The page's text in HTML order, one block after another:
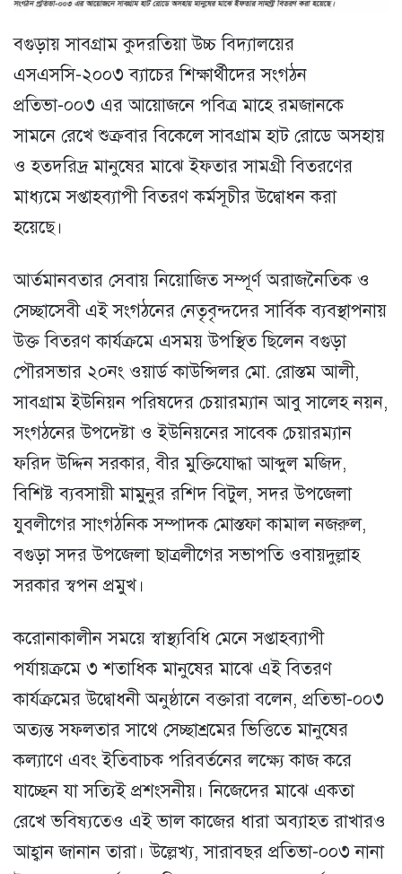
বগুড়ায় সাবগ্রাম কুদরতিয়া উচ্চ বিদ্যালয়ের
এসএসসি-২০০৩ ব্যাচের শিক্ষার্থীদের সংগঠন
প্রতিভা-০০৩ এর আয়োজনে পবিত্র মাহে রমজানকে
সামনে রেখে শুক্রবার বিকেলে সাবগ্রাম হাট রোডে অসহায়
ও হতদরিদ্র মানুষের মাঝে ইফতার সামগ্রী বিতরণের
মাধ্যমে সপ্তাহব্যাপী বিতরণ কর্মসূচীর উদ্বোধন করা
হয়েছে।
আর্তমানবতার সেবায় নিয়োজিত সম্পূর্ণ অরাজনৈতিক ও
সেচ্ছাসেবী এই সংগঠনের নেতৃবৃন্দদের সার্বিক ব্যবস্থাপনায়
উক্ত বিতরণ কার্যক্রমে এসময় উপস্থিত ছিলেন বগুড়া
পৌরসভার ২০নং ওয়ার্ড কাউন্সিলর মো. রোস্তম আলী,
সাবগ্রাম ইউনিয়ন পরিষদের চেয়ারম্যান আবু সালেহ নয়ন,
সংগঠনের উপদেষ্টা ও ইউনিয়নের সাবেক চেয়ারম্যান
ফরিদ উদ্দিন সরকার, বীর মুক্তিযোদ্ধা আব্দুল মজিদ,
বিশিষ্ট ব্যবসায়ী মামুনুর রশিদ বিটুল, সদর উপজেলা
যুবলীগের সাংগঠনিক সম্পাদক মোস্তফা কামাল নজরুল,
বগুড়া সদর উপজেলা ছাত্রলীগের সভাপতি ওবায়দুল্লাহ
সরকার স্বপন প্রমুখ।
করোনাকালীন সময়ে স্বাস্থ্যবিধি মেনে সপ্তাহব্যাপী
পর্যায়ক্রমে ৩ শতাধিক মানুষের মাঝে এই বিতরণ
কার্যক্রমের উদ্বোধনী অনুষ্ঠানে বক্তারা বলেন, প্রতিভা-০০৩
অত্যন্ত সফলতার সাথে সেচ্ছাশ্রমের ভিত্তিতে মানুষের
কল্যাণে এবং ইতিবাচক পরিবর্তনের লক্ষ্যে কাজ করে
যাচ্ছেন যা সত্যিই প্রশংসনীয়। নিজেদের মাঝে একতা
রেখে ভবিষ্যতেও এই ভাল কাজের ধারা অব্যাহত রাখারও
আহ্বান জানান তারা। উল্লেখ্য, সারাবছর প্রতিভা-০০৩ নানা